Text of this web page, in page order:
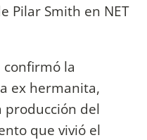
Pilar Smith en NET
la
ex hermanita,
producción del
que vivió el